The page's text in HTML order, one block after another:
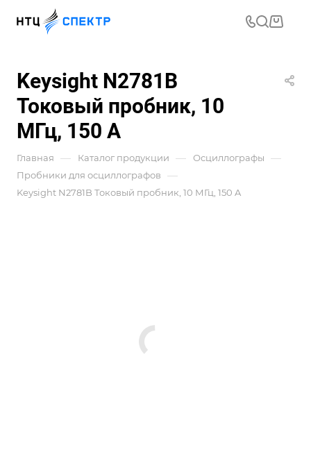
Keysight N2781B
Токовый пробник, 10
МГц, 150 A
Главная — Каталог продукции — Осциллографы —
Пробники для осциллографов —
Keysight N2781B Токовый пробник, 10 МГц, 150 A